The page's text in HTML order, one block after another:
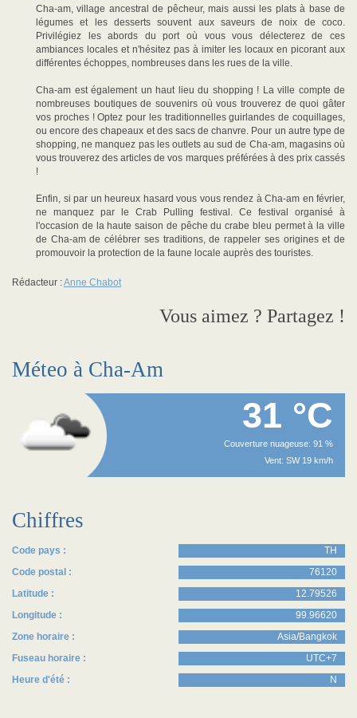
Cha-am, village ancestral de pêcheur, mais aussi les plats à base de
légumes et les desserts souvent aux saveurs de noix de coco.
Privilégiez les abords du port où vous vous délecterez de ces
ambiances locales et n'hésitez pas à imiter les locaux en picorant aux
différentes échoppes, nombreuses dans les rues de la ville.
Cha-am est également un haut lieu du shopping ! La ville compte de
nombreuses boutiques de souvenirs où vous trouverez de quoi gâter
vos proches ! Optez pour les traditionnelles guirlandes de coquillages,
ou encore des chapeaux et des sacs de chanvre. Pour un autre type de
shopping, ne manquez pas les outlets au sud de Cha-am, magasins où
vous trouverez des articles de vos marques préférées à des prix cassés
!
Enfin, si par un heureux hasard vous vous rendez à Cha-am en février,
ne manquez par le Crab Pulling festival. Ce festival organisé à
l'occasion de la haute saison de pêche du crabe bleu permet à la ville
de Cha-am de célébrer ses traditions, de rappeler ses origines et de
promouvoir la protection de la faune locale auprès des touristes.
Rédacteur :Anne Chabot
Vous aimez ? Partagez !
Méteo à Cha-Am
31 °C
Couverture nuageuse: 91 %
Vent: SW 19 km/h
Chiffres
Code pays :
TH
Code postal :
76120
Latitude :
12.79526
Longitude :
99.96620
Zone horaire :
Asia/Bangkok
Fuseau horaire :
UTC+7
Heure d'été :
N